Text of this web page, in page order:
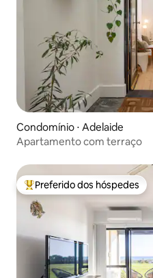
Condomínio ⋅ Adelaide
Apartamento com terraço
Entre os melhores preferidos
Preferido dos hóspedes